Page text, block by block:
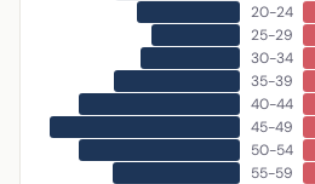
20-24
25-29
30-34
35-39
40-44
45-49
50-54
55-59